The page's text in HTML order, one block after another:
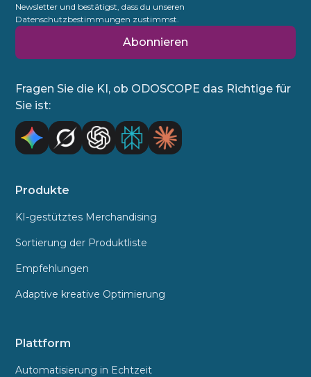
Newsletter und bestätigst, dass du unseren
Datenschutzbestimmungen zustimmst.
Fragen Sie die KI, ob ODOSCOPE das Richtige für
Sie ist:
Produkte
KI-gestütztes Merchandising
Sortierung der Produktliste
Empfehlungen
Adaptive kreative Optimierung
Plattform
Automatisierung in Echtzeit